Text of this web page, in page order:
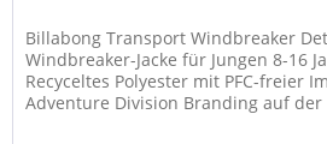
Billabong Transport Windbreaker
Windbreaker-Jacke für Jungen 8-16
Recyceltes Polyester mit PFC-freier
Adventure Division Branding auf